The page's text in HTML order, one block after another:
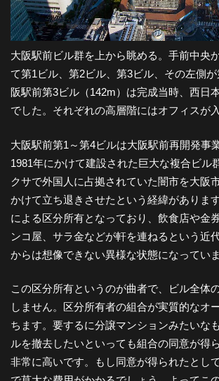
大阪駅前ビル群を上から眺める。手前中央
て第1ビル、第2ビル、第3ビル、その左側
阪駅前第3ビル（142m）は完成当時、西日
でした。それぞれの高層階にはオフィスが
大阪駅前第1～第4ビルは大阪駅前再開発事
1981年にかけて建設された巨大な複合ビル
クサで外国人に占拠されていた闇市を大阪
かけて立ち退きさせたという経緯がありま
による区分所有となっており、飲食店や金
ンコ屋、サラ金などが軒を連ねるという近
からは想像できない異様な状態になっていま
この区分所有というのが曲者で、ビル全体
しません。区分所有者の組合が実質的なオ
ちます。要するに分譲マンションみたいな
ルを撤去したいといっても組合の同意が得
非常に高いです。もし同意が得られたとし